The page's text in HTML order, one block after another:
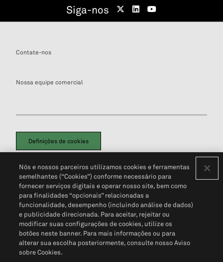
Siga-nos
Contate-nos
Nossa equipe comercial
Definições de cookies
Política de PrivacidadePortal de privacidade do cliente (em inglês)
Não Venda Minhas Informações Pessoais© 2026 S&P Global
Nós e nossos parceiros utilizamos cookies e ferramentas
semelhantes (“Cookies”) conforme necessário para
fornecer serviços digitais e operar nosso site, bem como
para finalidades “opcionais” relacionadas a
funcionalidade, desempenho (incluindo análise de dados)
e publicidade direcionada. Para aceitar, rejeitar ou
modificar suas configurações de cookies, utilize os
botões neste banner. Para mais informações ou para
alterar sua escolha posteriormente, consulte nosso Aviso
sobre Cookies.